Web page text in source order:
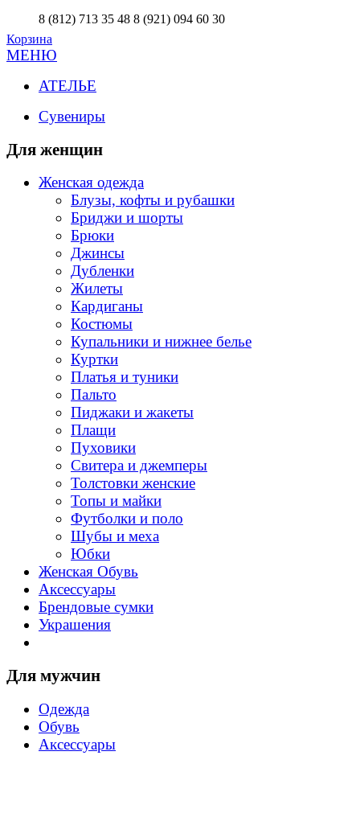
8 (812) 713 35 48 8 (921) 094 60 30
Корзина
МЕНЮ
АТЕЛЬЕ
Сувениры
Для женщин
Женская одежда
Блузы, кофты и рубашки
Бриджи и шорты
Брюки
Джинсы
Дубленки
Жилеты
Кардиганы
Костюмы
Купальники и нижнее белье
Куртки
Платья и туники
Пальто
Пиджаки и жакеты
Плащи
Пуховики
Свитера и джемперы
Толстовки женские
Топы и майки
Футболки и поло
Шубы и меха
Юбки
Женская Обувь
Аксессуары
Брендовые сумки
Украшения
Для мужчин
Одежда
Обувь
Аксессуары